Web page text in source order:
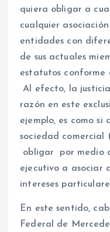
quiera obligar a
cualquier
entidades con
de sus actuales
estatutos conforme
Al efecto, la
razón en este
ejemplo, es como si
sociedad comercial
obligar por medio
ejecutivo a asociar
intereses
En este sentido,
Federal de